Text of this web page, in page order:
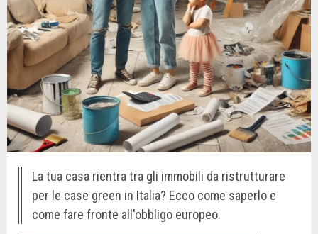
La tua casa rientra tra gli immobili da ristrutturare
per le case green in Italia? Ecco come saperlo e
come fare fronte all'obbligo europeo.